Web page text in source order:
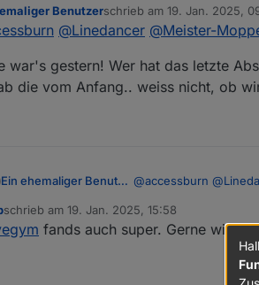
Willkommen beim Stammtisch im
Benutzerschrieb am 19. Jan. 2025,
zuletzt editiert von
@Linedancer @Meister-
war's gestern! Wer hat das letzte
die vom Anfang.. weiss nicht, ob
Ein ehemaliger Benutzer @accessburn @
Schee war's gestern!
ich hab die vom
schrieb am 19. Jan. 2025, 15:58
zuletzt editiert von
fands auch super. Gerne